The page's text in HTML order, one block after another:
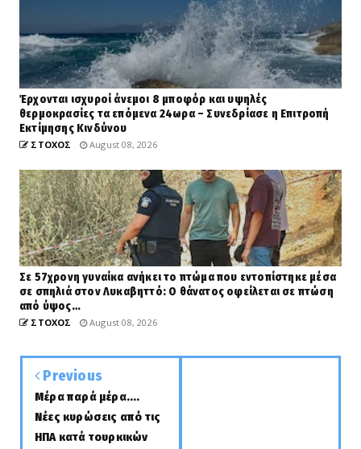
Έρχονται ισχυροί άνεμοι 8 μποφόρ και υψηλές
θερμοκρασίες τα επόμενα 24ωρα – Συνεδρίασε η Επιτροπή
Εκτίμησης Κινδύνου
ΣΤΟΧΟΣ August 08, 2026
Σε 57χρονη γυναίκα ανήκει το πτώμα που εντοπίστηκε μέσα
σε σπηλιά στον Λυκαβηττό: Ο θάνατος οφείλεται σε πτώση
από ύψος…
ΣΤΟΧΟΣ August 08, 2026
Previous
Μέρα παρά μέρα....
Νέες κυρώσεις από τις
ΗΠΑ κατά τουρκικών